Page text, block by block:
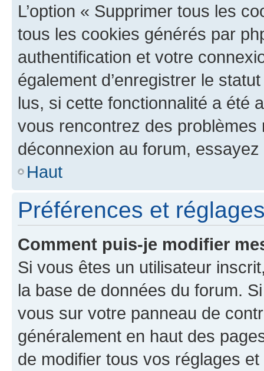
L’option « Supprimer tous les
tous les cookies générés par
authentification et votre
également d’enregistrer le
lus, si cette fonctionnalité a été
vous rencontrez des
déconnexion au forum,
Haut
Préférences et
Comment puis-je modifier
Si vous êtes un utilisateur
la base de données du forum.
vous sur votre panneau de
généralement en haut des
de modifier tous vos réglages